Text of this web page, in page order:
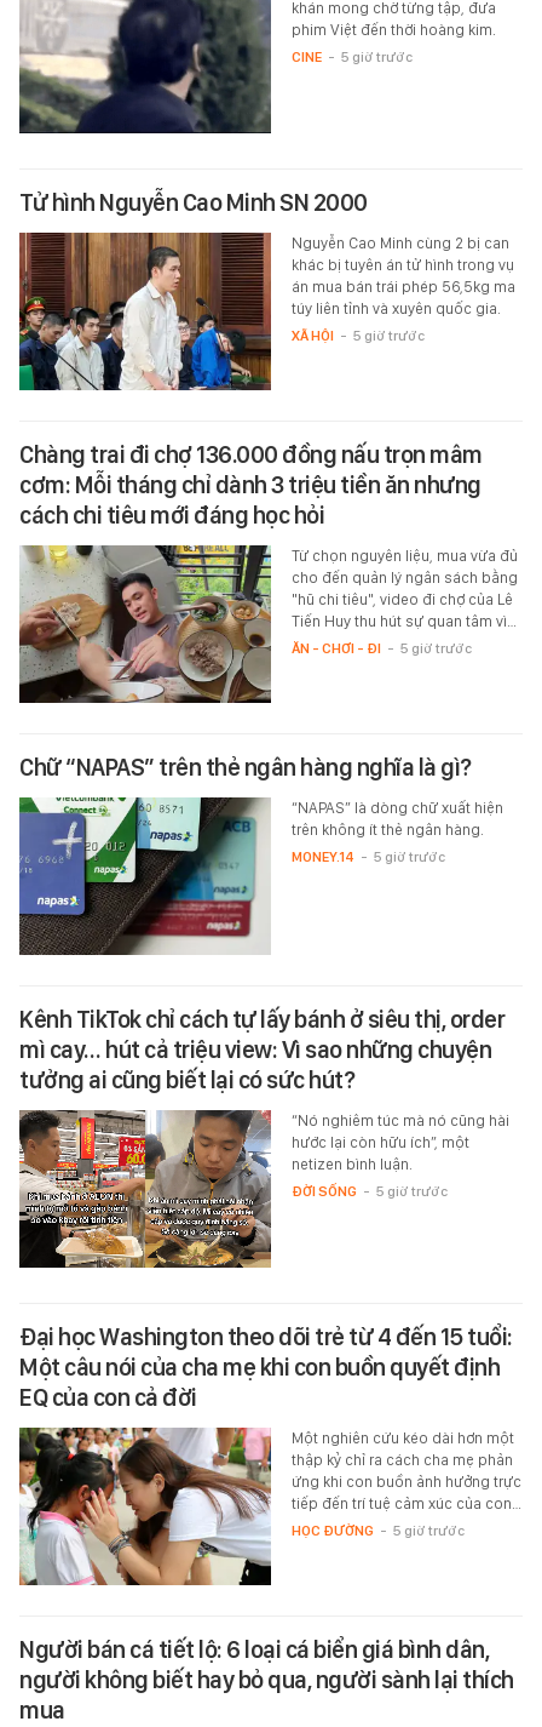
khán mong chờ từng tập, đưa
phim Việt đến thời hoàng kim.
CINE - 5 giờ trước
Tử hình Nguyễn Cao Minh SN 2000
Nguyễn Cao Minh cùng 2 bị can
khác bị tuyên án tử hình trong vụ
án mua bán trái phép 56,5kg ma
túy liên tỉnh và xuyên quốc gia.
XÃ HỘI - 5 giờ trước
Chàng trai đi chợ 136.000 đồng nấu trọn mâm
cơm: Mỗi tháng chỉ dành 3 triệu tiền ăn nhưng
cách chi tiêu mới đáng học hỏi
Từ chọn nguyên liệu, mua vừa đủ
cho đến quản lý ngân sách bằng
"hũ chi tiêu", video đi chợ của Lê
Tiến Huy thu hút sự quan tâm vì…
ĂN - CHƠI - ĐI - 5 giờ trước
Chữ “NAPAS” trên thẻ ngân hàng nghĩa là gì?
“NAPAS” là dòng chữ xuất hiện
trên không ít thẻ ngân hàng.
MONEY.14 - 5 giờ trước
Kênh TikTok chỉ cách tự lấy bánh ở siêu thị, order
mì cay… hút cả triệu view: Vì sao những chuyện
tưởng ai cũng biết lại có sức hút?
“Nó nghiêm túc mà nó cũng hài
hước lại còn hữu ích”, một
netizen bình luận.
ĐỜI SỐNG - 5 giờ trước
Đại học Washington theo dõi trẻ từ 4 đến 15 tuổi:
Một câu nói của cha mẹ khi con buồn quyết định
EQ của con cả đời
Một nghiên cứu kéo dài hơn một
thập kỷ chỉ ra cách cha mẹ phản
ứng khi con buồn ảnh hưởng trực
tiếp đến trí tuệ cảm xúc của con…
HỌC ĐƯỜNG - 5 giờ trước
Người bán cá tiết lộ: 6 loại cá biển giá bình dân,
người không biết hay bỏ qua, người sành lại thích
mua